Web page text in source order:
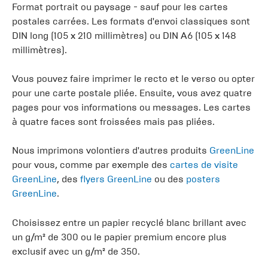
Format portrait ou paysage - sauf pour les cartes
postales carrées. Les formats d'envoi classiques sont
DIN long (105 x 210 millimètres) ou DIN A6 (105 x 148
millimètres).
Vous pouvez faire imprimer le recto et le verso ou opter
pour une carte postale pliée. Ensuite, vous avez quatre
pages pour vos informations ou messages. Les cartes
à quatre faces sont froissées mais pas pliées.
Nous imprimons volontiers d'autres produits GreenLine
pour vous, comme par exemple des cartes de visite
GreenLine, des flyers GreenLine ou des posters
GreenLine.
Choisissez entre un papier recyclé blanc brillant avec
un g/m² de 300 ou le papier premium encore plus
exclusif avec un g/m² de 350.